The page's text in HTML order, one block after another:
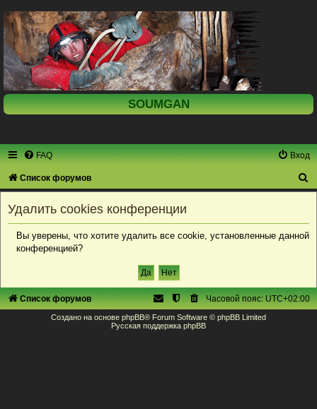
SOUMGAN
FAQ Вход
Список форумов
Удалить cookies конференции
Вы уверены, что хотите удалить все cookie, установленные данной
конференцией?
Список форумов Часовой пояс:UTC+02:00
Создано на основе phpBB® Forum Software © phpBB Limited
Русская поддержка phpBB